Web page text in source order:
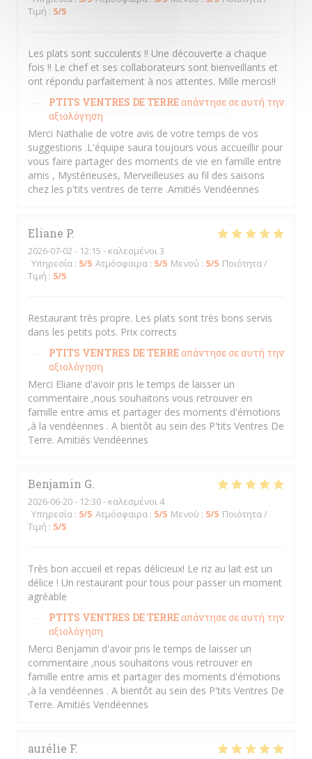
Τιμή : 5/5
Les plats sont succulents !! Une découverte a chaque
fois !! Le chef et ses collaborateurs sont bienveillants et
ont répondu parfaitement à nos attentes. Mille mercis!!
PTITS VENTRES DE TERREαπάντησε σε αυτή την
αξιολόγηση
Merci Nathalie de votre avis de votre temps de vos
suggestions .L'équipe saura toujours vous accueillir pour
vous faire partager des moments de vie en famille entre
amis , Mystérieuses, Merveilleuses au fil des saisons
chez les p'tits ventres de terre .Amitiés Vendéennes
Eliane P
2026-07-02 - 12:15 - καλεσμένοι 3
Υπηρεσία : 5/5 Ατμόσφαιρα : 5/5 Μενού : 5/5 Ποιότητα /
Τιμή : 5/5
Restaurant très propre. Les plats sont très bons servis
dans les petits pots. Prix corrects
PTITS VENTRES DE TERREαπάντησε σε αυτή την
αξιολόγηση
Merci Eliane d'avoir pris le temps de laisser un
commentaire ,nous souhaitons vous retrouver en
famille entre amis et partager des moments d'émotions
,à la vendéennes . A bientôt au sein des P'tits Ventres De
Terre. Amitiés Vendéennes
Benjamin G
2026-06-20- 12:30 - καλεσμένοι 4
Υπηρεσία : 5/5 Ατμόσφαιρα : 5/5 Μενού : 5/5 Ποιότητα /
Τιμή : 5/5
Très bon accueil et repas délicieux! Le riz au lait est un
délice ! Un restaurant pour tous pour passer un moment
agréable
PTITS VENTRES DE TERREαπάντησε σε αυτή την
αξιολόγηση
Merci Benjamin d'avoir pris le temps de laisser un
commentaire ,nous souhaitons vous retrouver en
famille entre amis et partager des moments d'émotions
,à la vendéennes . A bientôt au sein des P'tits Ventres De
Terre. Amitiés Vendéennes
aurélie F